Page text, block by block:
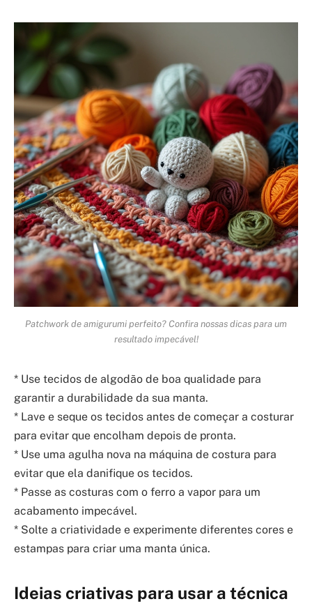
Patchwork de amigurumi perfeito? Confira nossas dicas para um
resultado impecável!
* Use tecidos de algodão de boa qualidade para
garantir a durabilidade da sua manta.
* Lave e seque os tecidos antes de começar a costurar
para evitar que encolham depois de pronta.
* Use uma agulha nova na máquina de costura para
evitar que ela danifique os tecidos.
* Passe as costuras com o ferro a vapor para um
acabamento impecável.
* Solte a criatividade e experimente diferentes cores e
estampas para criar uma manta única.
Ideias criativas para usar a técnica